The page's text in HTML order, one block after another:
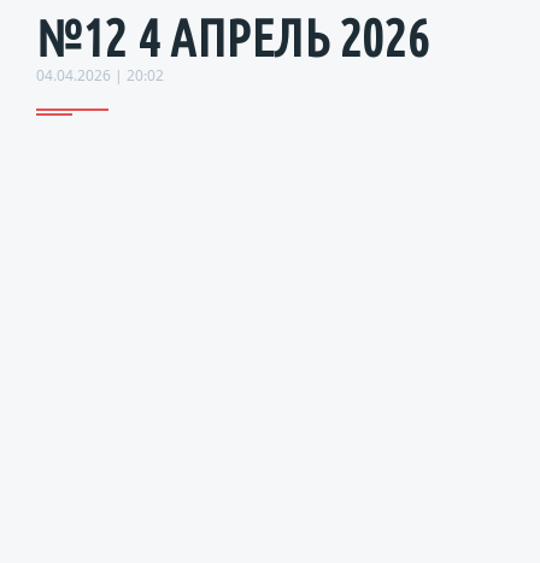
№12 4 АПРЕЛЬ 2026
04.04.2026 | 20:02